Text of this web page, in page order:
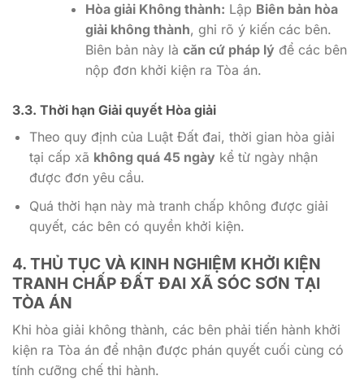
Hòa giải Không thành: Lập Biên bản hòa
giải không thành, ghi rõ ý kiến các bên.
Biên bản này là căn cứ pháp lýđể các bên
nộp đơn khởi kiện ra Tòa án.
3.3. Thời hạn Giải quyết Hòa giải
Theo quy định của Luật Đất đai, thời gian hòa giải
tại cấp xã không quá 45 ngàykể từ ngày nhận
được đơn yêu cầu.
Quá thời hạn này mà tranh chấp không được giải
quyết, các bên có quyền khởi kiện.
4. THỦ TỤC VÀ KINH NGHIỆM KHỞI KIỆN
TRANH CHẤP ĐẤT ĐAI XÃ SÓC SƠN TẠI
TÒA ÁN
Khi hòa giải không thành, các bên phải tiến hành khởi
kiện ra Tòa án để nhận được phán quyết cuối cùng có
tính cưỡng chế thi hành.